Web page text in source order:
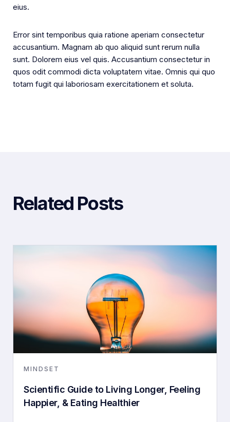
eius.
Error sint temporibus quia ratione aperiam consectetur
accusantium. Magnam ab quo aliquid sunt rerum nulla
sunt. Dolorem eius vel quis. Accusantium consectetur in
quos odit commodi dicta voluptatem vitae. Omnis qui quo
totam fugit qui laboriosam exercitationem et soluta.
Related Posts
MINDSET
Scientific Guide to Living Longer, Feeling
Happier, & Eating Healthier